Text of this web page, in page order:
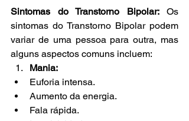
Sintomas do Transtorno Bipolar: Os
sintomas do Transtorno Bipolar podem
variar de uma pessoa para outra, mas
alguns aspectos comuns incluem:
Mania:
Euforia intensa.
Aumento da energia.
Fala rápida.